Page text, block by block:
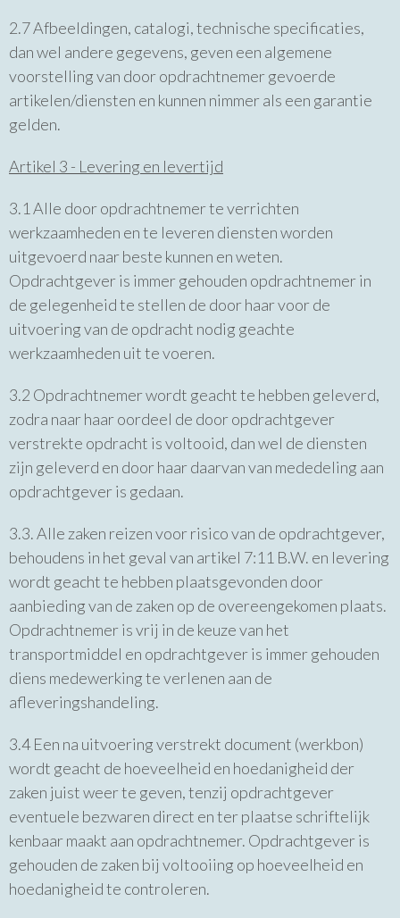
2.7 Afbeeldingen, catalogi, technische specificaties,
dan wel andere gegevens, geven een algemene
voorstelling van door opdrachtnemer gevoerde
artikelen/diensten en kunnen nimmer als een garantie
gelden.
Artikel 3 - Levering en levertijd
3.1 Alle door opdrachtnemer te verrichten
werkzaamheden en te leveren diensten worden
uitgevoerd naar beste kunnen en weten.
Opdrachtgever is immer gehouden opdrachtnemer in
de gelegenheid te stellen de door haar voor de
uitvoering van de opdracht nodig geachte
werkzaamheden uit te voeren.
3.2 Opdrachtnemer wordt geacht te hebben geleverd,
zodra naar haar oordeel de door opdrachtgever
verstrekte opdracht is voltooid, dan wel de diensten
zijn geleverd en door haar daarvan van mededeling aan
opdrachtgever is gedaan.
3.3. Alle zaken reizen voor risico van de opdrachtgever,
behoudens in het geval van artikel 7:11 B.W. en levering
wordt geacht te hebben plaatsgevonden door
aanbieding van de zaken op de overeengekomen plaats.
Opdrachtnemer is vrij in de keuze van het
transportmiddel en opdrachtgever is immer gehouden
diens medewerking te verlenen aan de
afleveringshandeling.
3.4 Een na uitvoering verstrekt document (werkbon)
wordt geacht de hoeveelheid en hoedanigheid der
zaken juist weer te geven, tenzij opdrachtgever
eventuele bezwaren direct en ter plaatse schriftelijk
kenbaar maakt aan opdrachtnemer. Opdrachtgever is
gehouden de zaken bij voltooiing op hoeveelheid en
hoedanigheid te controleren.